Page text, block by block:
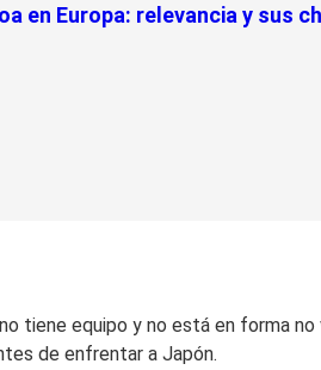
en Europa: relevancia y sus
tiene equipo y no está en forma no
de enfrentar a Japón.